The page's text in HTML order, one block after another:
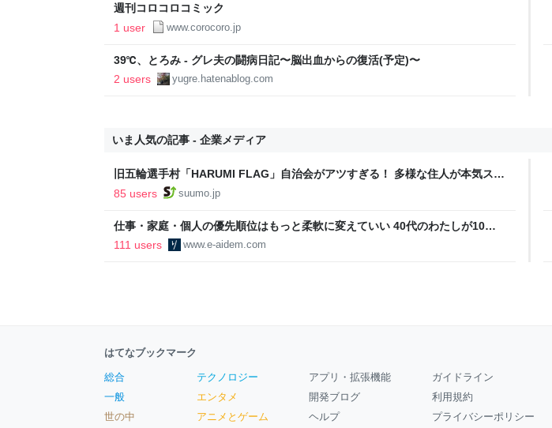
週刊コロコロコミック
1 user
www.corocoro.jp
39℃、とろみ - グレ夫の闘病日記〜脳出血からの復活(予定)〜
2 users
yugre.hatenablog.com
いま人気の記事 - 企業メディア
旧五輪選手村「HARUMI FLAG」自治会がアツすぎる！ 多様な住人が本気スキ
ルで挑む、盆踊り2万人集客や交通改善など“街の価値向上”戦略 東京・中央
85 users suumo.jp
仕事・家庭・個人の優先順位はもっと柔軟に変えていい 40代のわたしが10年
後の自分に伝えたいこと - りっすん by イーアイデム
111 users www.e-aidem.com
はてなブックマーク
総合
一般
世の中
テクノロジー
エンタメ
アニメとゲーム
アプリ・拡張機能
開発ブログ
ヘルプ
ガイドライン
利用規約
プライバシーポリシー